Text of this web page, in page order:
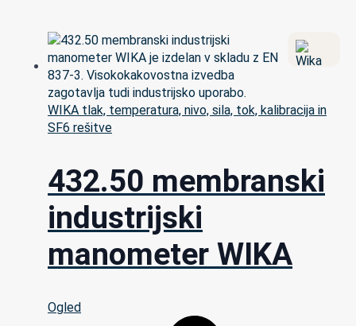
WIKA tlak, temperatura, nivo, sila, tok, kalibracija in
SF6 rešitve
432.50 membranski
industrijski
manometer WIKA
Ogled